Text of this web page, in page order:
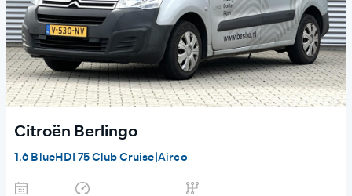
Citroën Berlingo
1.6 BlueHDI 75 Club Cruise|Airco